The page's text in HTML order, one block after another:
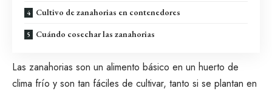
Cultivo de zanahorias en contenedores
Cuándo cosechar las zanahorias
Las zanahorias son un alimento básico en un huerto de
clima frío y son tan fáciles de cultivar, tanto si se plantan en